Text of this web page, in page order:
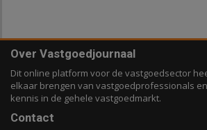
Over Vastgoedjournaal
Dit online platform voor de vastgoedsector
elkaar brengen van vastgoedprofessionals
kennis in de gehele vastgoedmarkt.
Contact